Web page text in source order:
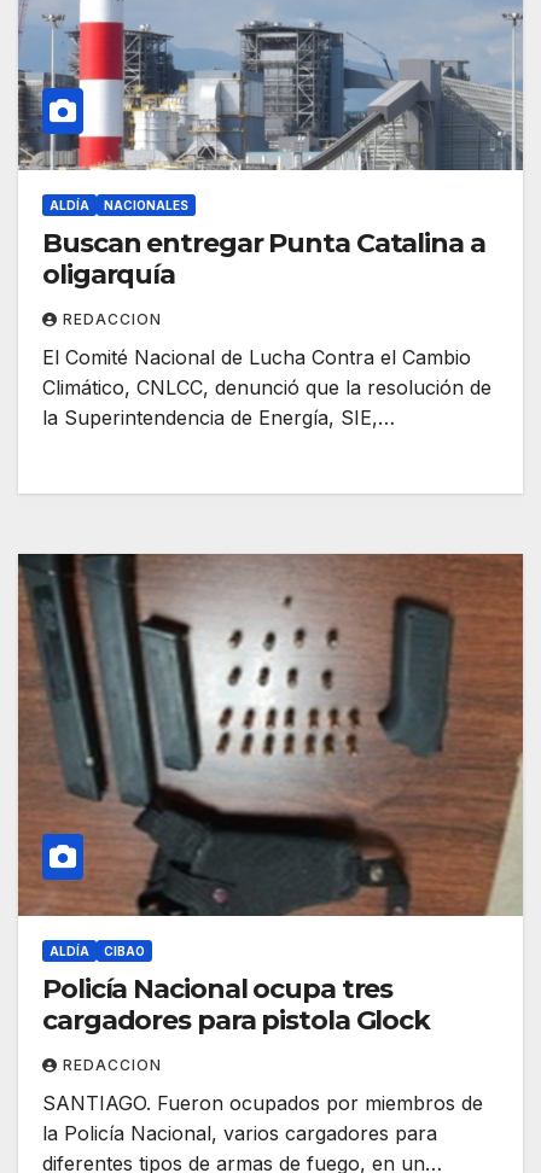
ALDÍA NACIONALES
Buscan entregar Punta Catalina a
oligarquía
REDACCION
El Comité Nacional de Lucha Contra el Cambio
Climático, CNLCC, denunció que la resolución de
la Superintendencia de Energía, SIE,…
ALDÍA CIBAO
Policía Nacional ocupa tres
cargadores para pistola Glock
REDACCION
SANTIAGO. Fueron ocupados por miembros de
la Policía Nacional, varios cargadores para
diferentes tipos de armas de fuego, en un…